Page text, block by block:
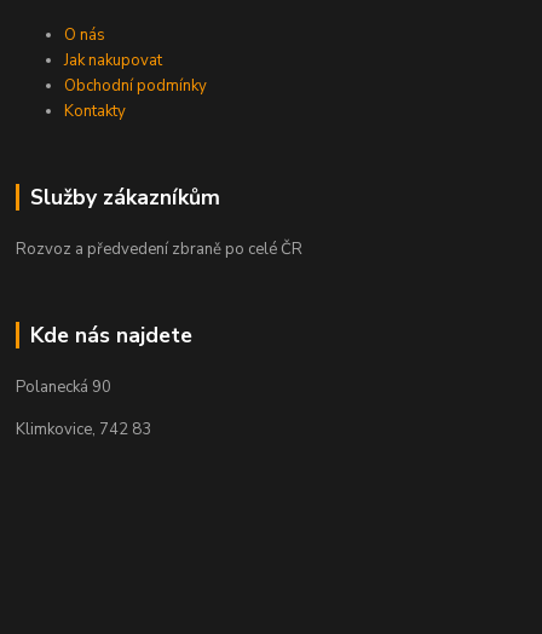
O nás
Jak nakupovat
Obchodní podmínky
Kontakty
Služby zákazníkům
Rozvoz a předvedení zbraně po celé ČR
Kde nás najdete
Polanecká 90
Klimkovice, 742 83